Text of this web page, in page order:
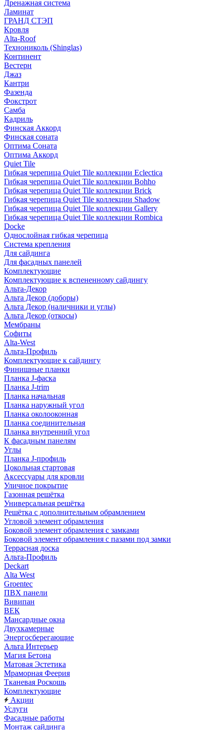
Дренажная система
Ламинат
ГРАНД СТЭП
Кровля
Alta-Roof
Технониколь (Shinglas)
Континент
Вестерн
Джаз
Кантри
Фазенда
Фокстрот
Самба
Кадриль
Финская Аккорд
Финская соната
Оптима Соната
Оптима Аккорд
Quiet Tile
Гибкая черепица Quiet Tile коллекции Eclectica
Гибкая черепица Quiet Tile коллекции Bohho
Гибкая черепица Quiet Tile коллекции Brick
Гибкая черепица Quiet Tile коллекции Shadow
Гибкая черепица Quiet Tile коллекции Gallery
Гибкая черепица Quiet Tile коллекции Rombica
Docke
Однослойная гибкая черепица
Система крепления
Для сайдинга
Для фасадных панелей
Комплектующие
Комплектующие к вспененному сайдингу
Альта-Декор
Альта Декор (доборы)
Альта Декор (наличники и углы)
Альта Декор (откосы)
Мембраны
Софиты
Alta-West
Альта-Профиль
Комплектующие к сайдингу
Финишные планки
Планка J-фаска
Планка J-trim
Планка начальная
Планка наружный угол
Планка околооконная
Планка соединительная
Планка внутренний угол
К фасадным панелям
Углы
Планка J-профиль
Цокольная стартовая
Аксессуары для кровли
Уличное покрытие
Газонная решётка
Универсальная решётка
Решётка с дополнительным обрамлением
Угловой элемент обрамления
Боковой элемент обрамления с замками
Боковой элемент обрамления с пазами под замки
Террасная доска
Альта-Профиль
Deckart
Alta West
Groentec
ПВХ панели
Вивипан
ВЕК
Мансардные окна
Двухкамерные
Энергосберегающие
Альта Интерьер
Магия Бетона
Матовая Эстетика
Мраморная Феерия
Тканевая Роскошь
Комплектующие
Акции
Услуги
Фасадные работы
Монтаж сайдинга